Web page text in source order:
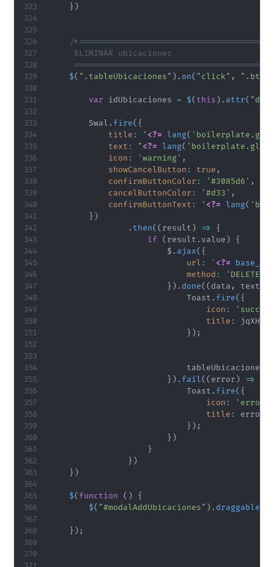
} )
/
     ELIMINAR ubicaciones
$( ".tableUbicaciones" ) . on( "click" , ".btn-
var idUbicaciones = $( this ) . attr(
        Swal
. fire( {
title : ' <?= lang(
text : "<?= lang(
icon : 'warning' ,
showCancelButton : true ,
confirmButtonColor : '#3085d6' ,
cancelButtonColor : '#d33' ,
confirmButtonText : ' <?= lang(
} )
. then( ( result ) =>
{
if
( result . value )
{
                        $
. ajax( {
url : `<?=
method : 'DELETE'
} ) . done( ( data ,
                            Toast
. fire( {
icon :
title : jqXHR
} ) ;
                            tableUbicaciones
} ) . fail( ( error ) =>
                            Toast
. fire( {
icon : 'error'
title : error
} ) ;
} )
}
} )
} )
$( function ( )
{
$( "#modalAddUbicaciones" ) . draggable
} ) ;